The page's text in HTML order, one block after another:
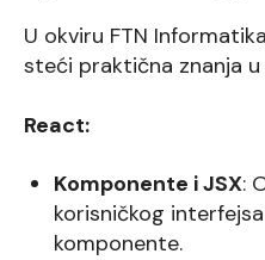
U okviru FTN
steći praktična znanja
React:
Komponente i JSX:
korisničkog
komponente.